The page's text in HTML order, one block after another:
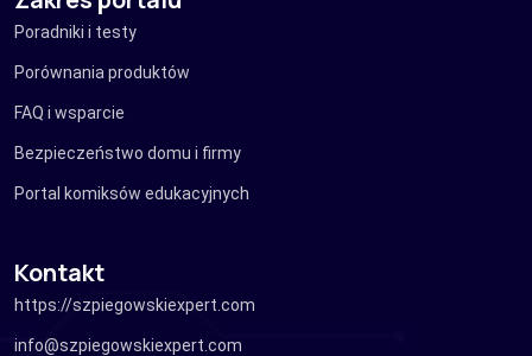
Poradniki i testy
Porównania produktów
FAQ i wsparcie
Bezpieczeństwo domu i firmy
Portal komiksów edukacyjnych
Kontakt
https://szpiegowskiexpert.com
info@szpiegowskiexpert.com